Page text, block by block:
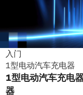
入门
1型电动汽车充电器
1型电动汽车充电
器